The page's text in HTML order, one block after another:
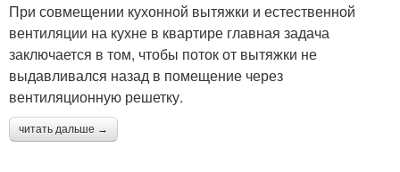
При совмещении кухонной вытяжки и естественной
вентиляции на кухне в квартире главная задача
заключается в том, чтобы поток от вытяжки не
выдавливался назад в помещение через
вентиляционную решетку.
читать дальше →